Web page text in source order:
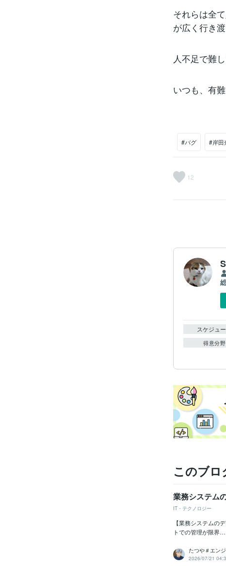
それらは全
が広く行き
人不足で難
いつも、有
#バグ #岸田
12
スケジュ
得意分野
このブロ
業務システム
IT・テクノロジー
【業務システムの
トでの管理が限界
たつや＃エン
2026/07/21